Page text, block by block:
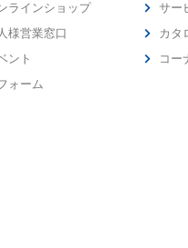
ラインショップ
様営業窓口
ント
ォーム
サー
カタ
コー